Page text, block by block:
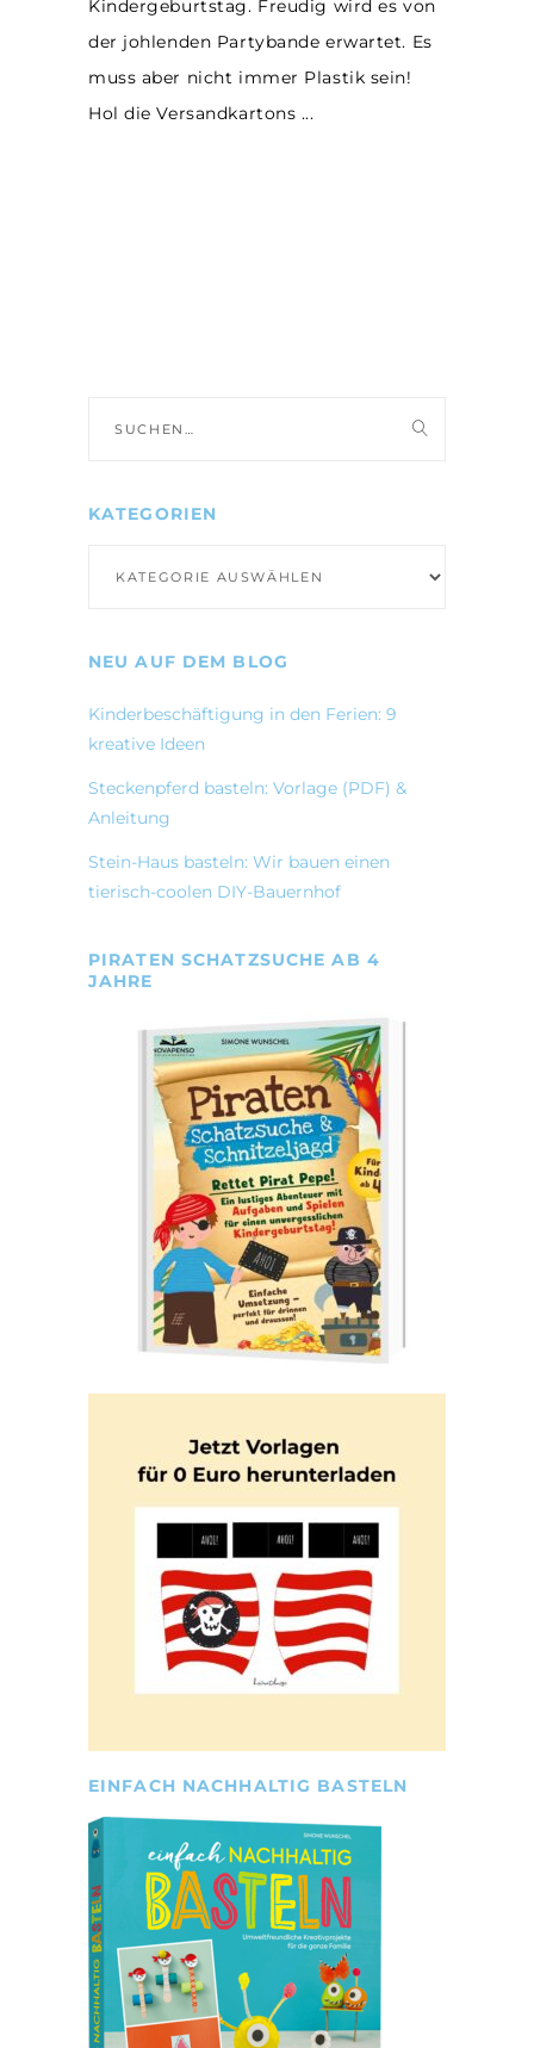
Kindergeburtstag. Freudig wird es von
der johlenden Partybande erwartet. Es
muss aber nicht immer Plastik sein!
Hol die Versandkartons
nach:
KATEGORIEN
NEU AUF DEM BLOG
Kinderbeschäftigung in den Ferien: 9
kreative Ideen
Steckenpferd basteln: Vorlage (PDF) &
Anleitung
Stein-Haus basteln: Wir bauen einen
tierisch-coolen DIY-Bauernhof
PIRATEN SCHATZSUCHE AB 4
JAHRE
EINFACH NACHHALTIG BASTELN